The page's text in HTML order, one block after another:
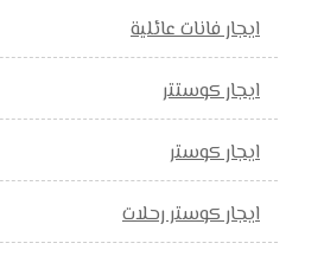
ايجار فانات عائلية
ايجار كوستتر
ايجار كوستر
ايجار كوستر رحلات